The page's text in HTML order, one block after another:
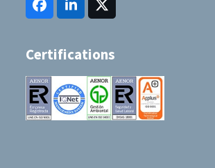
FacebookLinkedInTwitter
(deprecated)
Certifications